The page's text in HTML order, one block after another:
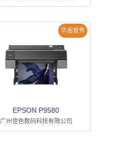
华南首秀
EPSON P9580
广州佳色数码科技有限公司